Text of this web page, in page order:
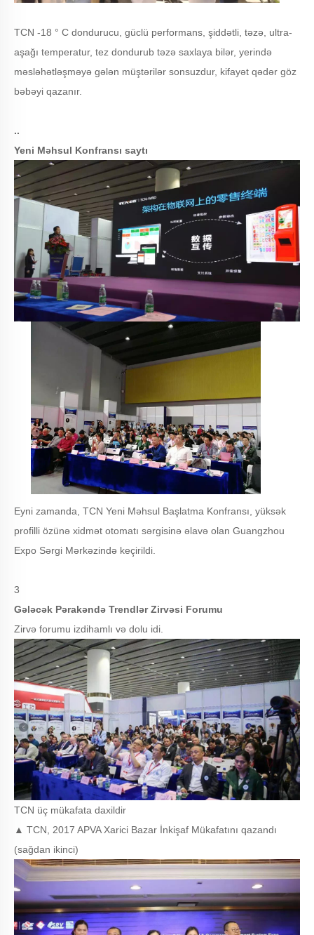
TCN -18 ° C dondurucu, güclü performans, şiddətli, təzə, ultra-
aşağı temperatur, tez dondurub təzə saxlaya bilər, yerində
məsləhətləşməyə gələn müştərilər sonsuzdur, kifayət qədər göz
bəbəyi qazanır.
..
Yeni Məhsul Konfransı saytı
Eyni zamanda, TCN Yeni Məhsul Başlatma Konfransı, yüksək
profilli özünə xidmət otomatı sərgisinə əlavə olan Guangzhou
Expo Sərgi Mərkəzində keçirildi.
3
Gələcək Pərakəndə Trendlər Zirvəsi Forumu
Zirvə forumu izdihamlı və dolu idi.
TCN üç mükafata daxildir
▲ TCN, 2017 APVA Xarici Bazar İnkişaf Mükafatını qazandı
(sağdan ikinci)